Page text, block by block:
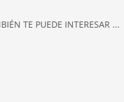
TE PUEDE INTERESAR ...